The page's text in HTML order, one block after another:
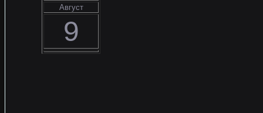
Август
9